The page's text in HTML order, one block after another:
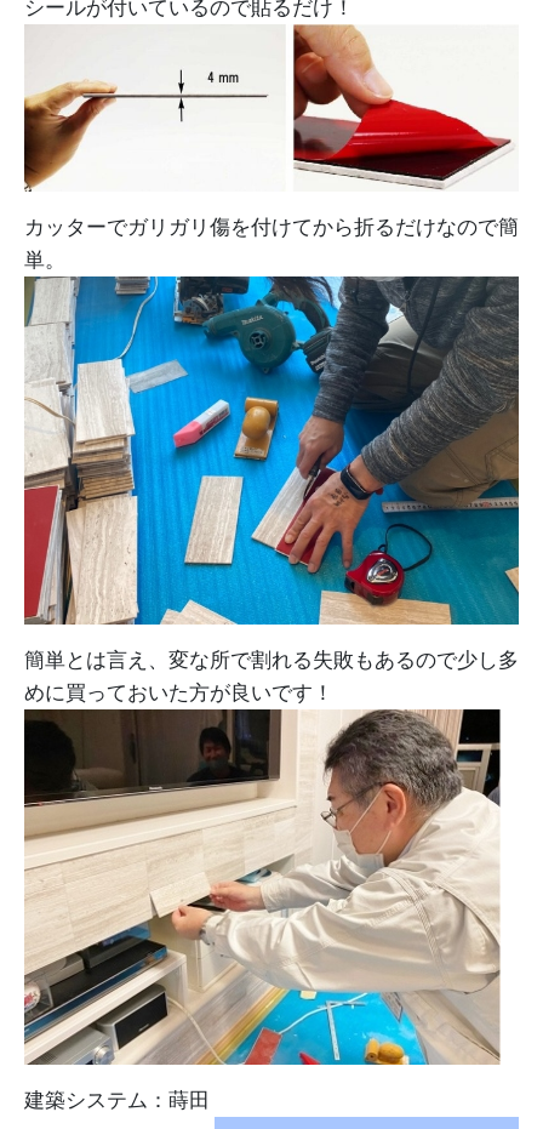
シールが付いているので貼るだけ！
カッターでガリガリ傷を付けてから折るだけなので簡
単。
簡単とは言え、変な所で割れる失敗もあるので少し多
めに買っておいた方が良いです！
建築システム：蒔田